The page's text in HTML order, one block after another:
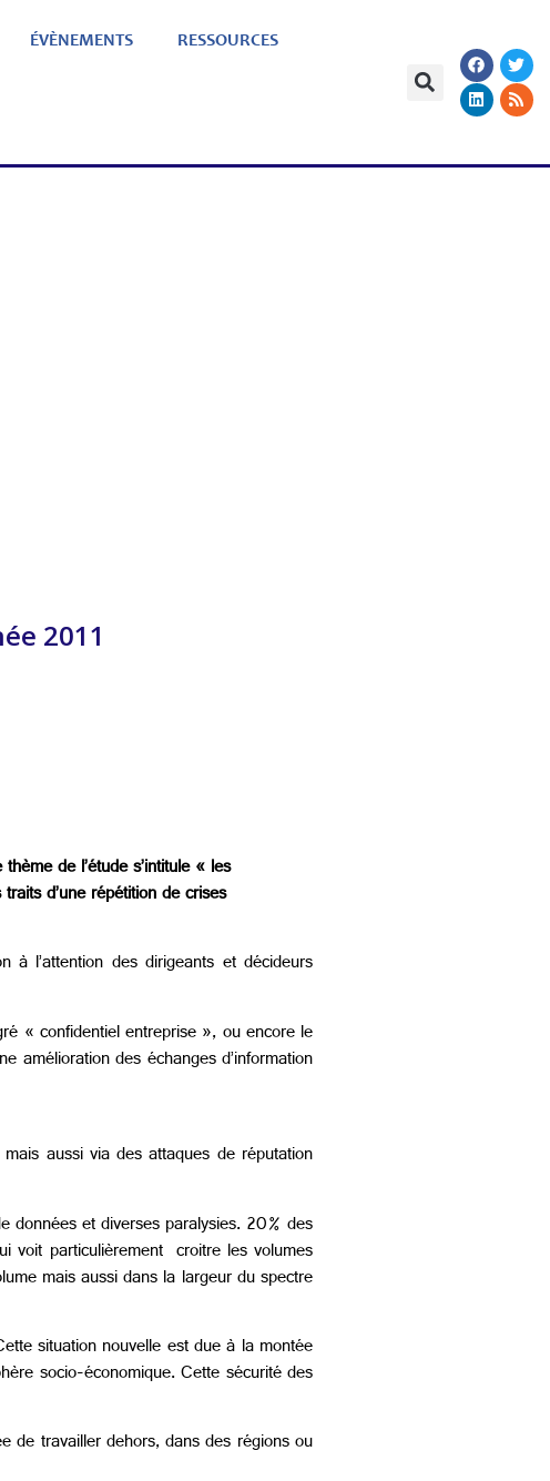
ÉVÈNEMENTS RESSOURCES
2011
de l’étude s’intitule « les
d’une répétition de crises
l’attention des dirigeants et décideurs
« confidentiel entreprise », ou encore le
amélioration des échanges d’information
aussi via des attaques de réputation
données et diverses paralysies. 20% des
voit particulièrement croitre les volumes
mais aussi dans la largeur du spectre
situation nouvelle est due à la montée
socio-économique. Cette sécurité des
de travailler dehors, dans des régions ou